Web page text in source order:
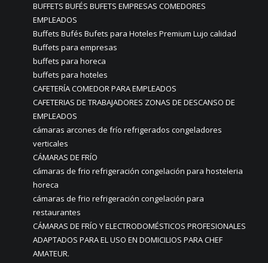
BUFFETS BUFÉS BUFETS EMPRESAS COMEDORES
EMPLEADOS
Buffets Bufés Bufets para Hoteles Premium Lujo calidad
Buffets para empresas
buffets para horeca
buffets para hoteles
CAFETERÍA COMEDOR PARA EMPLEADOS
CAFETERIAS DE TRABAJADORES ZONAS DE DESCANSO DE
EMPLEADOS
cámaras arcones de frío refrigerados congeladores
verticales
CÁMARAS DE FRÍO
cámaras de frio refrigeración congelación para hosteleria
horeca
cámaras de frio refrigeración congelación para
restaurantes
CÁMARAS DE FRÍO Y ELECTRODOMÉSTICOS PROFESIONALES
ADAPTADOS PARA EL USO EN DOMICILIOS PARA CHEF
AMATEUR.